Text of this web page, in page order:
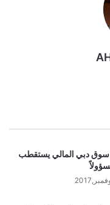
سوق دبي المالي يستقطب